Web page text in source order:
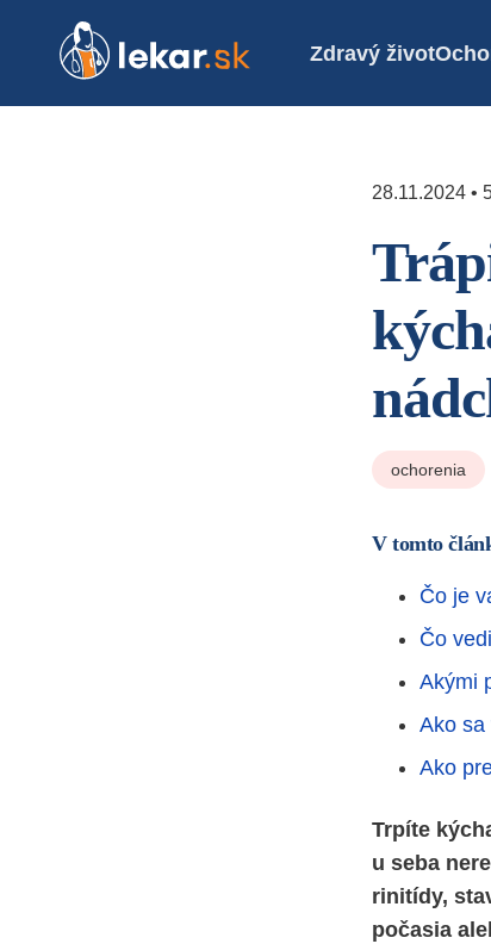
Zdravý život
28.11.2024 •
ochorenia
V tomto
Čo je
Čo
Akými
Ako sa
Ako
Trpíte
u seba
rinitídy,
počasia